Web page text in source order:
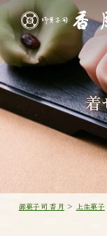
御菓子司 香月 > 上生菓子